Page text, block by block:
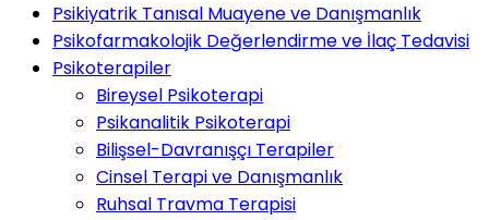
Psikiyatrik Tanısal Muayene ve Danışmanlık
Psikofarmakolojik Değerlendirme ve İlaç Tedavisi
Psikoterapiler
Bireysel Psikoterapi
Psikanalitik Psikoterapi
Bilişsel-Davranışçı Terapiler
Cinsel Terapi ve Danışmanlık
Ruhsal Travma Terapisi